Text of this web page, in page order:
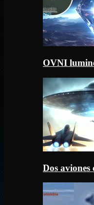
OVNI
Dos